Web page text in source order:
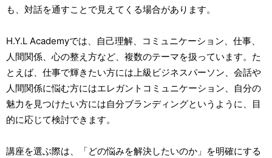
も、対話を通すことで見えてくる場合があります。
H.Y.L Academyでは、自己理解、コミュニケーション、仕事、
人間関係、心の整え方など、複数のテーマを扱っています。た
とえば、仕事で輝きたい方には上級ビジネスパーソン、会話や
人間関係に悩む方にはエレガントコミュニケーション、自分の
魅力を見つけたい方には自分ブランディングというように、目
的に応じて検討できます。
講座を選ぶ際は、「どの悩みを解決したいのか」を明確にする